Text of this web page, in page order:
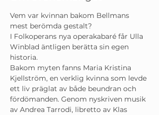
Vem var kvinnan bakom Bellmans
mest berömda gestalt?
I Folkoperans nya operakabaré får Ulla
Winblad äntligen berätta sin egen
historia.
Bakom myten fanns Maria Kristina
Kjellström, en verklig kvinna som levde
ett liv präglat av både beundran och
fördömanden. Genom nyskriven musik
av Andrea Tarrodi, libretto av Klas